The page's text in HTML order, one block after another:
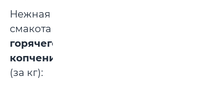
Нежная
смакота
горячего
копчения
(за кг):